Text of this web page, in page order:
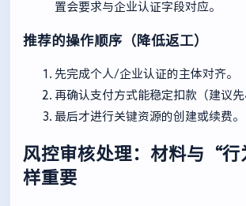
置会要求与企业认证字段对应。
推荐的操作顺序（降低返工）
先完成个人/企业认证的主体对齐。
再确认支付方式能稳定扣款（建议先
最后才进行关键资源的创建或续费。
风控审核处理：材料与“
样重要